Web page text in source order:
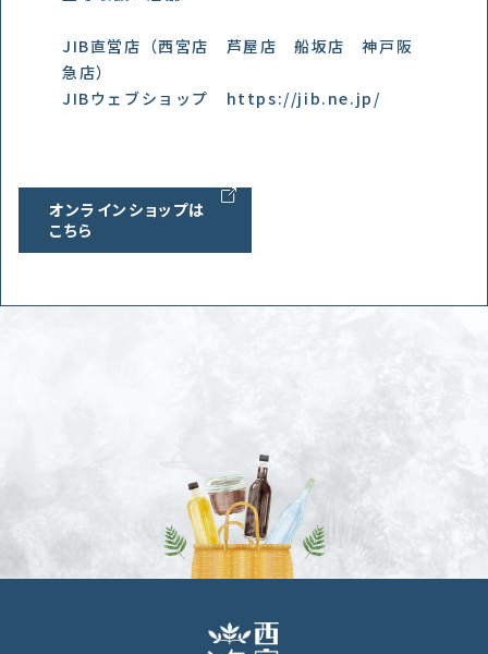
JIB直営店（西宮店 芦屋店 船坂店 神戸阪
急店）
JIBウェブショップ https://jib.ne.jp/
オンラインショップは
こちら